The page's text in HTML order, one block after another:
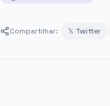
Compartilhar: 𝕏 Twitter